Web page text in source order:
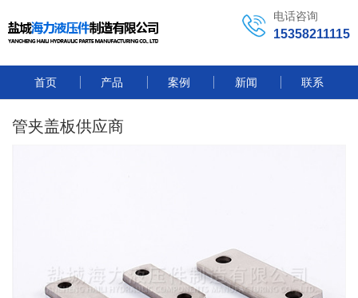
电话咨询
15358211115
首页 产品 案例 新闻 联系
管夹盖板供应商